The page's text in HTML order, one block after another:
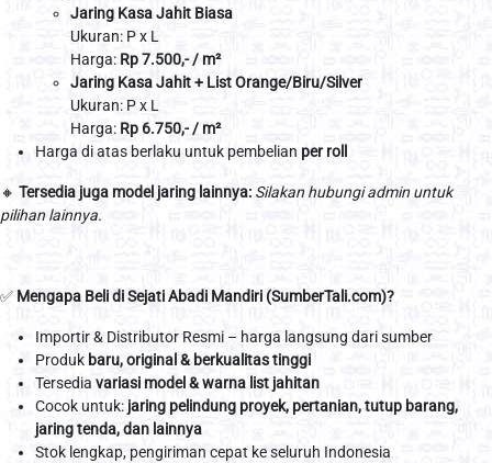
Jaring Kasa Jahit Biasa
Ukuran: P x L
Harga: Rp 7.500,- / m²
Jaring Kasa Jahit + List Orange/Biru/Silver
Ukuran: P x L
Harga: Rp 6.750,- / m²
Harga di atas berlaku untuk pembelian per roll
🔸 Tersedia juga model jaring lainnya: Silakan hubungi admin untuk
pilihan lainnya.
✅ Mengapa Beli di Sejati Abadi Mandiri (SumberTali.com)?
Importir & Distributor Resmi – harga langsung dari sumber
Produk baru, original & berkualitas tinggi
Tersedia variasi model & warna list jahitan
Cocok untuk: jaring pelindung proyek, pertanian, tutup barang,
jaring tenda, dan lainnya
Stok lengkap, pengiriman cepat ke seluruh Indonesia